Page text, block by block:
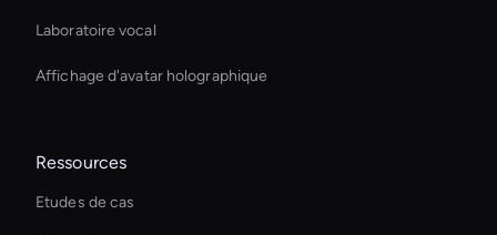
Laboratoire vocal
Affichage d'avatar holographique
Ressources
Etudes de cas